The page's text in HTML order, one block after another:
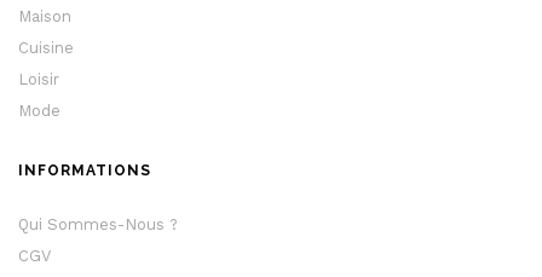
Maison
Cuisine
Loisir
Mode
INFORMATIONS
Qui Sommes-Nous ?
CGV